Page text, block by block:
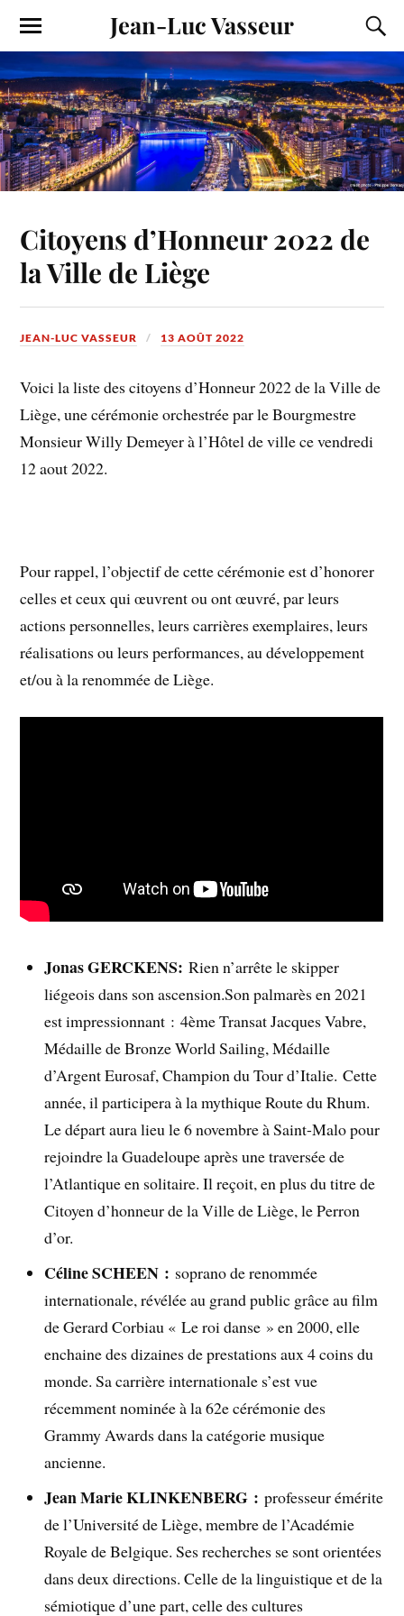
Jean-Luc Vasseur
Citoyens d’Honneur 2022 de
la Ville de Liège
JEAN-LUC VASSEUR 13 AOÛT 2022
Voici la liste des citoyens d’Honneur 2022 de la Ville de
Liège, une cérémonie orchestrée par le Bourgmestre
Monsieur Willy Demeyer à l’Hôtel de ville ce vendredi
12 aout 2022.
Pour rappel, l’objectif de cette cérémonie est d’honorer
celles et ceux qui œuvrent ou ont œuvré, par leurs
actions personnelles, leurs carrières exemplaires, leurs
réalisations ou leurs performances, au développement
et/ou à la renommée de Liège.
Jonas GERCKENS:Rien n’arrête le skipper
liégeois dans son ascension.Son palmarès en 2021
est impressionnant : 4ème Transat Jacques Vabre,
Médaille de Bronze World Sailing, Médaille
d’Argent Eurosaf, Champion du Tour d’Italie. Cette
année, il participera à la mythique Route du Rhum.
Le départ aura lieu le 6 novembre à Saint-Malo pour
rejoindre la Guadeloupe après une traversée de
l’Atlantique en solitaire. Il reçoit, en plus du titre de
Citoyen d’honneur de la Ville de Liège, le Perron
d’or.
Céline SCHEEN : soprano de renommée
internationale, révélée au grand public grâce au film
de Gerard Corbiau « Le roi danse » en 2000, elle
enchaine des dizaines de prestations aux 4 coins du
monde. Sa carrière internationale s’est vue
récemment nominée à la 62e cérémonie des
Grammy Awards dans la catégorie musique
ancienne.
Jean Marie KLINKENBERG :professeur émérite
de l’Université de Liège, membre de l’Académie
Royale de Belgique. Ses recherches se sont orientées
dans deux directions. Celle de la linguistique et de la
sémiotique d’une part, celle des cultures